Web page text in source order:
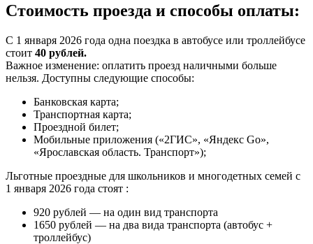
Стоимость проезда и способы оплаты:
С 1 января 2026 года одна поездка в автобусе или троллейбусе
стоит 40 рублей.
Важное изменение: оплатить проезд наличными больше
нельзя. Доступны следующие способы:
Банковская карта;
Транспортная карта;
Проездной билет;
Мобильные приложения («2ГИС», «Яндекс Go»,
«Ярославская область. Транспорт»);
Льготные проездные для школьников и многодетных семей с
1 января 2026 года стоят :
920 рублей — на один вид транспорта
1650 рублей — на два вида транспорта (автобус +
троллейбус)